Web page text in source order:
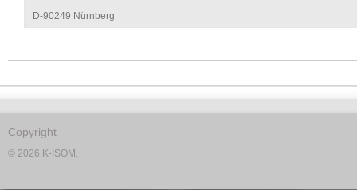
D-90249 Nürnberg
Copyright
© 2026 K-ISOM.